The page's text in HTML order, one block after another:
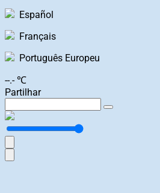
Español
Français
Português Europeu
--.- ℃
Partilhar